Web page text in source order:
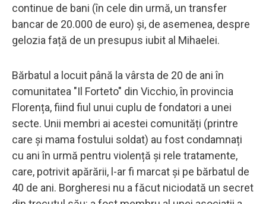
continue de bani (în cele din urmă, un transfer
bancar de 20.000 de euro) și, de asemenea, despre
gelozia față de un presupus iubit al Mihaelei.
Bărbatul a locuit până la vârsta de 20 de ani în
comunitatea "Il Forteto" din Vicchio, în provincia
Florența, fiind fiul unui cuplu de fondatori a unei
secte. Unii membri ai acestei comunități (printre
care și mama fostului soldat) au fost condamnați
cu ani în urmă pentru violență și rele tratamente,
care, potrivit apărării, l-ar fi marcat și pe bărbatul de
40 de ani. Borgheresi nu a făcut niciodată un secret